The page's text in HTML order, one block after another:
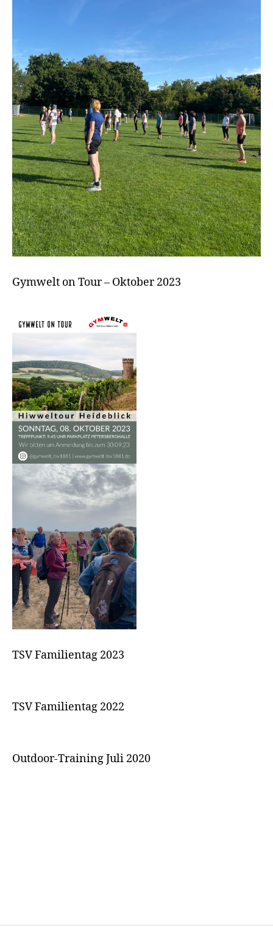
Gymwelt on Tour – Oktober 2023
TSV Familientag 2023
TSV Familientag 2022
Outdoor-Training Juli 2020